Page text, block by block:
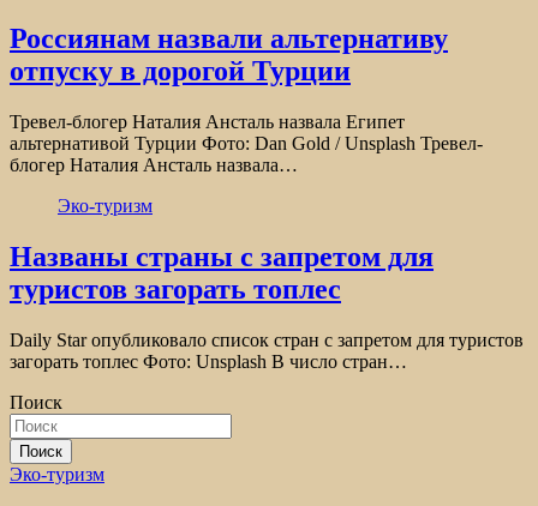
Россиянам назвали альтернативу
отпуску в дорогой Турции
Тревел-блогер Наталия Ансталь назвала Египет
альтернативой Турции Фото: Dan Gold / Unsplash Тревел-
блогер Наталия Ансталь назвала…
Эко-туризм
Названы страны с запретом для
туристов загорать топлес
Daily Star опубликовало список стран с запретом для туристов
загорать топлес Фото: Unsplash В число стран…
Поиск
Поиск
Эко-туризм